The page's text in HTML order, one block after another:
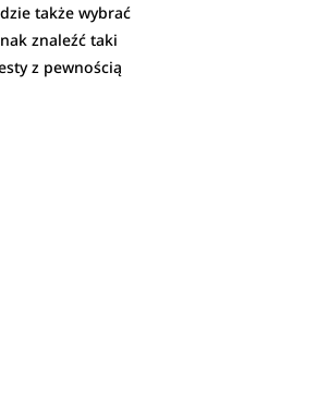
także wybrać
znaleźć taki
z pewnością